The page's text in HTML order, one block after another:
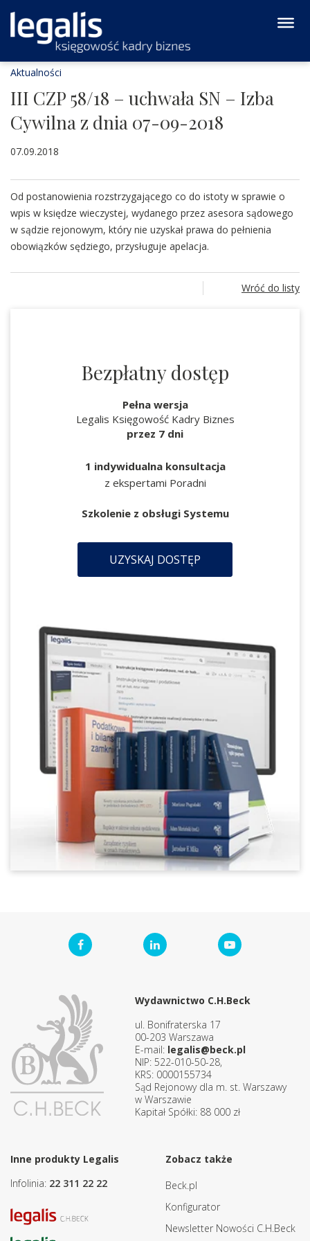
Aktualności
III CZP 58/18 – uchwała SN – Izba
Cywilna z dnia 07-09-2018
07.09.2018
Od postanowienia rozstrzygającego co do istoty w sprawie o
wpis w księdze wieczystej, wydanego przez asesora sądowego
w sądzie rejonowym, który nie uzyskał prawa do pełnienia
obowiązków sędziego, przysługuje apelacja.
Wróć do listy
Bezpłatny dostęp
Pełna wersja
Legalis Księgowość Kadry Biznes
przez 7 dni
1 indywidualna konsultacja
z ekspertami Poradni
Szkolenie z obsługi Systemu
UZYSKAJ DOSTĘP
Wydawnictwo C.H.Beck
ul. Bonifraterska 17
00-203 Warszawa
E-mail: legalis@beck.pl
NIP: 522-010-50-28,
KRS: 0000155734
Sąd Rejonowy dla m. st. Warszawy
w Warszawie
Kapitał Spółki: 88 000 zł
Inne produkty Legalis
Infolinia: 22 311 22 22
Zobacz także
Beck.pl
Konfigurator
Newsletter Nowości C.H.Beck